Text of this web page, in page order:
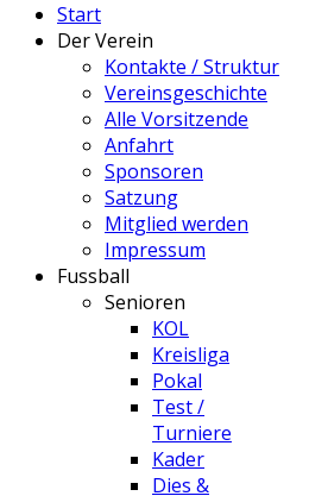
Start
Der Verein
Kontakte / Struktur
Vereinsgeschichte
Alle Vorsitzende
Anfahrt
Sponsoren
Satzung
Mitglied werden
Impressum
Fussball
Senioren
KOL
Kreisliga
Pokal
Test /
Turniere
Kader
Dies &